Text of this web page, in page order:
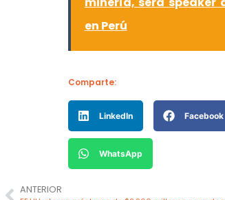
en Perú
Comparte:
LinkedIn Facebook
WhatsApp
ANTERIOR